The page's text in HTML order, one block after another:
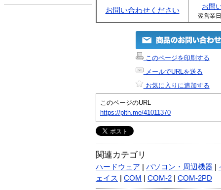
お問い合わせください お問
翌営業
このページを印刷する
メールでURLを送る
お気に入りに追加する
このページのURL
https://plth.me/41011370
関連カテゴリ
ハードウェア パソコン・周辺機器
ェイス
COM COM-2 COM-2PD